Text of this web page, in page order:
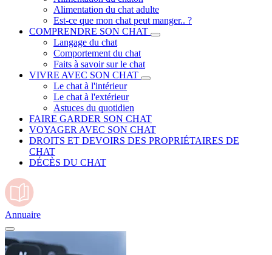
Alimentation du chat adulte
Est-ce que mon chat peut manger.. ?
COMPRENDRE SON CHAT
Langage du chat
Comportement du chat
Faits à savoir sur le chat
VIVRE AVEC SON CHAT
Le chat à l'intérieur
Le chat à l'extérieur
Astuces du quotidien
FAIRE GARDER SON CHAT
VOYAGER AVEC SON CHAT
DROITS ET DEVOIRS DES PROPRIÉTAIRES DE
CHAT
DÉCÈS DU CHAT
Annuaire